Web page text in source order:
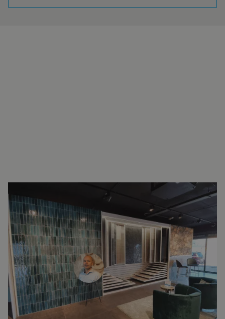
INTERESSE? NEEM VOOR MEER INFORMATIE
CONTACT OP.
Ron Vellekoop
Directeur
071 579 43 55
(Leiden)
010 202 15 15
(Capelle aan den IJssel)
r.vellekoop@lingenkeramiek.nl